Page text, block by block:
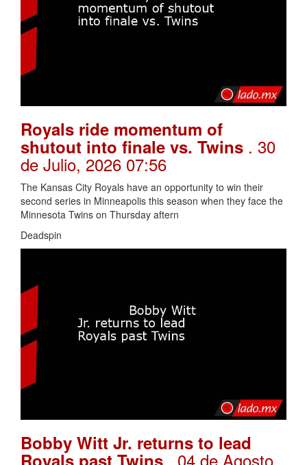
Royals ride momentum of
shutout into finale vs. Twins . 30
de Julio, 2026 07:56
The Kansas City Royals have an opportunity to win their
second series in Minneapolis this season when they face the
Minnesota Twins on Thursday aftern
Deadspin
Bobby Witt Jr. returns to lead
Royals past Twins . 04 de Agosto,